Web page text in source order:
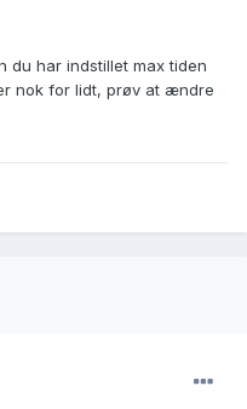
du har indstillet max tiden
nok for lidt, prøv at ændre